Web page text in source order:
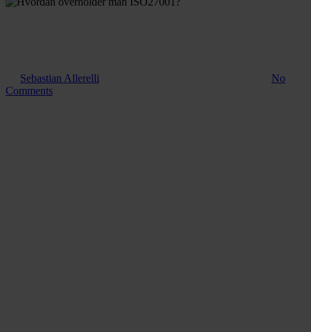
Sebastian Allerelli
No
Comments